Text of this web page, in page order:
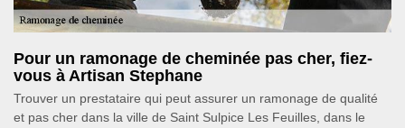
Pour un ramonage de cheminée pas cher, fiez-
vous à Artisan Stephane
Trouver un prestataire qui peut assurer un ramonage de qualité
et pas cher dans la ville de Saint Sulpice Les Feuilles, dans le